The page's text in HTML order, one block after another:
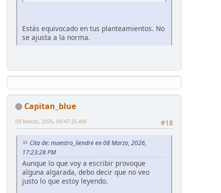
Estás equivocado en tus planteamientos. No
se ajusta a la norma.
Capitan_blue
#18
09 Marzo, 2026, 09:47:25 AM
Cita de: maestro_liendre en 08 Marzo, 2026,
17:23:28 PM
Aunque lo que voy a escribir provoque
alguna algarada, debo decir que no veo
justo lo que estoy leyendo.